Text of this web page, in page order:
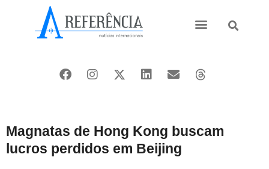
Magnatas de Hong Kong buscam
lucros perdidos em Beijing